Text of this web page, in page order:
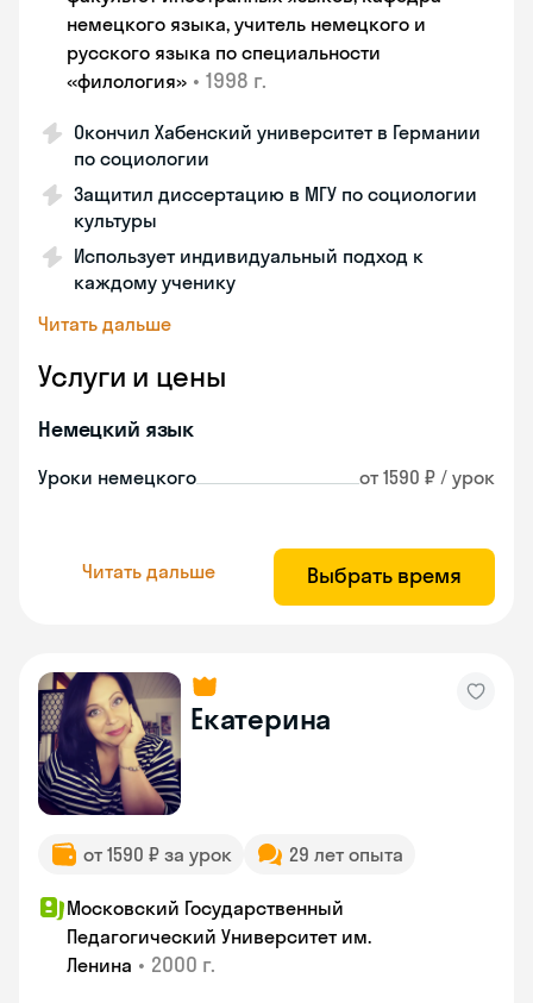
немецкого языка, учитель немецкого и
русского языка по специальности
«филология» • 1998 г.
Окончил Хабенский университет в Германии
по социологии
Защитил диссертацию в МГУ по социологии
культуры
Использует индивидуальный подход к
каждому ученику
Читать дальше
Услуги и цены
Немецкий язык
Уроки немецкого от 1590 ₽ / урок
Читать дальше Выбрать время
Екатерина
от 1590 ₽ за урок 29 лет опыта
Московский Государственный
Педагогический Университет им.
Ленина • 2000 г.